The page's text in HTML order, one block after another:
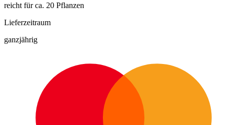
reicht für ca. 20 Pflanzen
Lieferzeitraum
ganzjährig